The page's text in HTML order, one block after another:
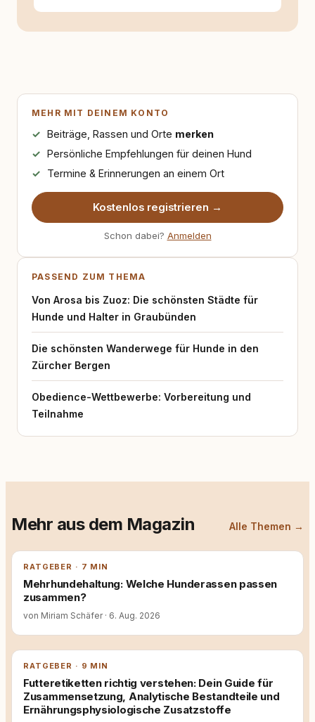
MEHR MIT DEINEM KONTO
Beiträge, Rassen und Orte merken
Persönliche Empfehlungen für deinen Hund
Termine & Erinnerungen an einem Ort
Kostenlos registrieren →
Schon dabei? Anmelden
PASSEND ZUM THEMA
Von Arosa bis Zuoz: Die schönsten Städte für
Hunde und Halter in Graubünden
Die schönsten Wanderwege für Hunde in den
Zürcher Bergen
Obedience-Wettbewerbe: Vorbereitung und
Teilnahme
Mehr aus dem Magazin Alle Themen →
RATGEBER · 7 MIN
Mehrhundehaltung: Welche Hunderassen passen
zusammen?
von Miriam Schäfer · 6. Aug. 2026
RATGEBER · 9 MIN
Futteretiketten richtig verstehen: Dein Guide für
Zusammensetzung, Analytische Bestandteile und
Ernährungsphysiologische Zusatzstoffe